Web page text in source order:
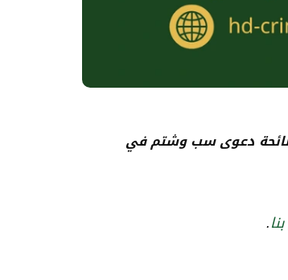
دعوى سب وشتم في
.